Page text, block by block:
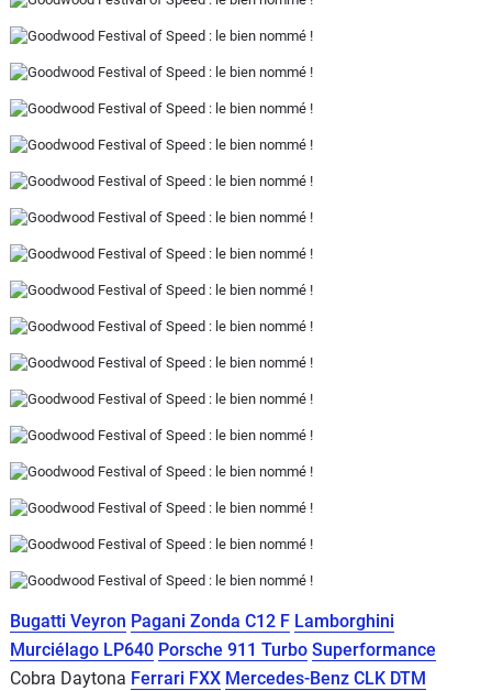
Bugatti Veyron Pagani Zonda C12 F Lamborghini
Murciélago LP640 Porsche 911 Turbo Superformance
Cobra Daytona Ferrari FXX Mercedes-Benz CLK DTM